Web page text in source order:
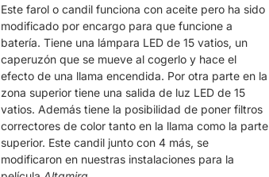
Este farol o candil funciona con aceite pero ha sido
modificado por encargo para que funcione a
batería. Tiene una lámpara LED de 15 vatios, un
caperuzón que se mueve al cogerlo y hace el
efecto de una llama encendida. Por otra parte en la
zona superior tiene una salida de luz LED de 15
vatios. Además tiene la posibilidad de poner filtros
correctores de color tanto en la llama como la parte
superior. Este candil junto con 4 más, se
modificaron en nuestras instalaciones para la